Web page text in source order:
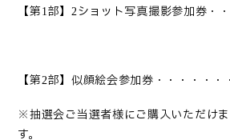
【第 1部】 2ショット写真撮影参加券・
【第2部】似顔絵会参加券・・・・・・
※抽選会ご当選者様にご購入いただけ
す。